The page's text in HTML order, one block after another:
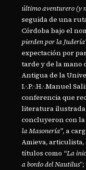
último aventurero (y
seguida de una
Córdoba bajo el
pierden por la
expectación por
tarde y de la mano
Antigua de la
I.·.P.·.H.·.Manuel
conferencia que
literatura ilustrada
concluyeron con
la Masonería”, a
Amieva,
títulos como “La
a bordo del Nautilus